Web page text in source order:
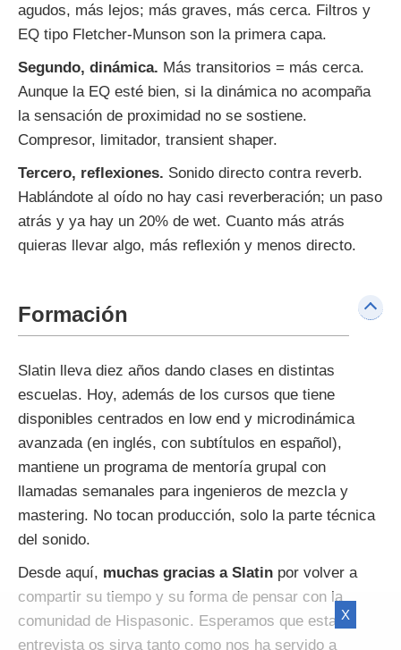
agudos, más lejos; más graves, más cerca. Filtros y
EQ tipo Fletcher-Munson son la primera capa.
Segundo, dinámica. Más transitorios = más cerca.
Aunque la EQ esté bien, si la dinámica no acompaña
la sensación de proximidad no se sostiene.
Compresor, limitador, transient shaper.
Tercero, reflexiones. Sonido directo contra reverb.
Hablándote al oído no hay casi reverberación; un paso
atrás y ya hay un 20% de wet. Cuanto más atrás
quieras llevar algo, más reflexión y menos directo.
Formación
Slatin lleva diez años dando clases en distintas
escuelas. Hoy, además de los cursos que tiene
disponibles centrados en low end y microdinámica
avanzada (en inglés, con subtítulos en español),
mantiene un programa de mentoría grupal con
llamadas semanales para ingenieros de mezcla y
mastering. No tocan producción, solo la parte técnica
del sonido.
Desde aquí, muchas gracias a Slatin por volver a
compartir su tiempo y su forma de pensar con la
comunidad de Hispasonic. Esperamos que esta
entrevista os sirva tanto como nos ha servido a
X